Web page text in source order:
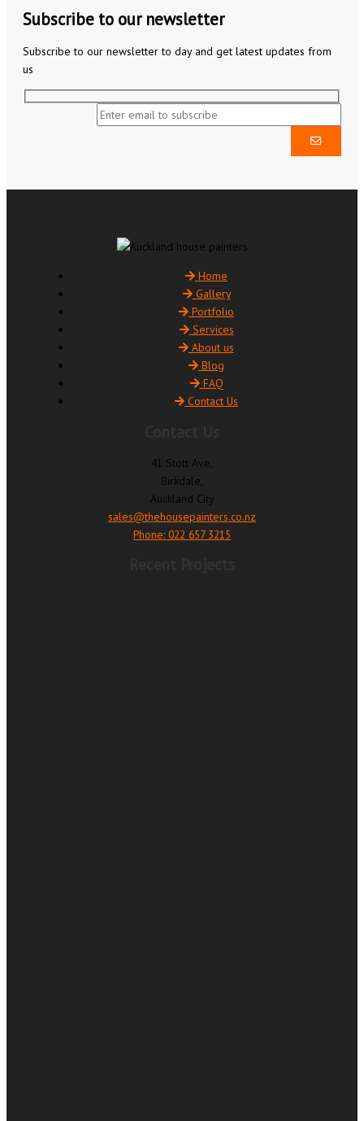
Subscribe to our newsletter
Subscribe to our newsletter to day and get latest updates from
us
Home
Gallery
Portfolio
Services
About us
Blog
FAQ
Contact Us
41 Stott Ave,
Birkdale,
Auckland City
sales@thehousepainters.co.nz
Phone: 022 657 3215